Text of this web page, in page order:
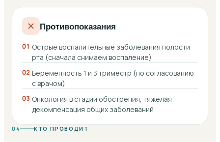
Противопоказания
01 Острые воспалительные заболевания полости
рта (сначала снимаем воспаление)
02 Беременность 1 и 3 триместр (по согласованию
с врачом)
03 Онкология в стадии обострения, тяжёлая
декомпенсация общих заболеваний
04 КТО ПРОВОДИТ